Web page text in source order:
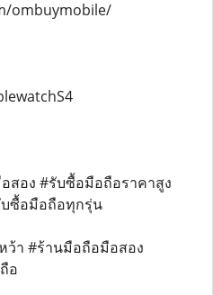
ombuymobile/
อง #รับซื้อมือถือราคาสูง
ซื้อมือถือทุกรุ่น
ว้า #ร้านมือถือมือสอง
อ